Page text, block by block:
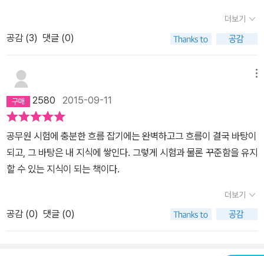
구요.모처럼 좋은 교재 만나서 만족스러웠습니다.다른 과목도 이런
시리즈로 나왔으면 참 좋겠습니다.
더보기
공감 (3) 댓글 (0)
2580 2015-09-11
공무원 시험에 충분한 흐름 잡기에는 완벽하고그 흐름이 결국 바탕이
되고, 그 바탕은 내 지식에 쌓인다. 그렇게 시험과 물론 꾸준함을 유지
할 수 있는 지식이 되는 책이다.
더보기
공감 (0) 댓글 (0)